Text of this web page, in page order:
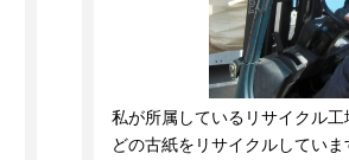
私が所属しているリサイクル
どの古紙をリサイクルしてい